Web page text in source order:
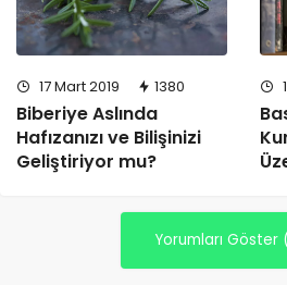
17 Mart 2019 1380
Biberiye Aslında
Hafızanızı ve Bilişinizi
Geliştiriyor mu?
Yorumları Göster